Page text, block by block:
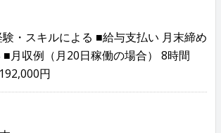
・スキルによる ■給与支払い 月末締め
月収例（月20日稼働の場合） 8時間
円